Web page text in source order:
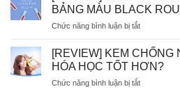
BỊ
DA?
ROCHE
–
NÊN
BỎ
XỊT
ĐỔ
MỒ
HÔI
SON
GIẢ,
FAKE?
BẢNG MÀU BLACK
Chức năng bình luận bị tắtở
MÀU
SON
NÀO
HOT
[REVIEW] KEM CHỐNG
HÓA HỌC TỐT HƠN?
Chức năng bình luận bị tắtở